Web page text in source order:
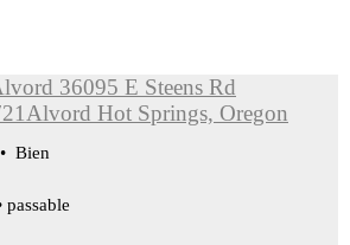
36095 E Steens Rd
Hot Springs, Oregon
• Bien
passable